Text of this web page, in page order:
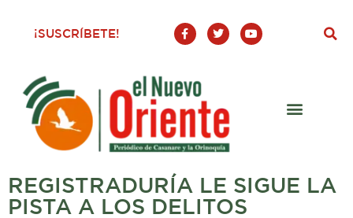
¡SUSCRÍBETE!
F
a
c
o
o
-
T
w
i
Y
o
u
REGISTRADURÍA LE SIGUE LA
PISTA A LOS DELITOS